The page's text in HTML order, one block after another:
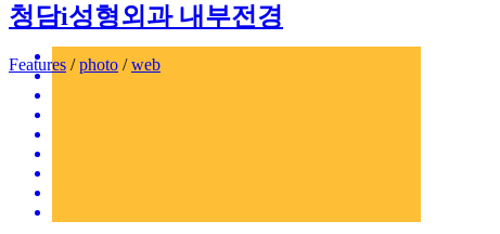
청담i성형외과 내부전경
Features /photo /web